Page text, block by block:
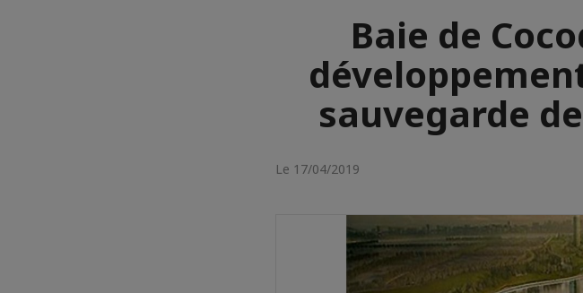
Baie de
sauvegarde
Le 17/04/2019